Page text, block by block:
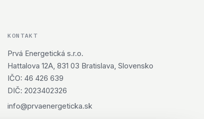
KONTAKT
Prvá Energetická s.r.o.
Hattalova 12A, 831 03 Bratislava, Slovensko
IČO: 46 426 639
DIČ: 2023402326
info@prvaenergeticka.sk